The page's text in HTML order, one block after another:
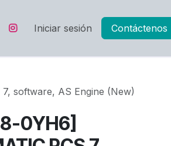
Iniciar sesión Contáctenos
software, AS Engine (New)
0YH6]